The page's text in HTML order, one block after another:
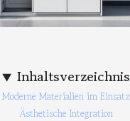
Inhaltsverzeichnis
Moderne Materialien im Einsatz
Ästhetische Integration